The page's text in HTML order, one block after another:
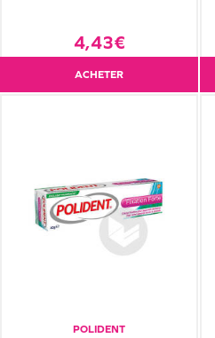
4,43€
ACHETER
POLIDENT